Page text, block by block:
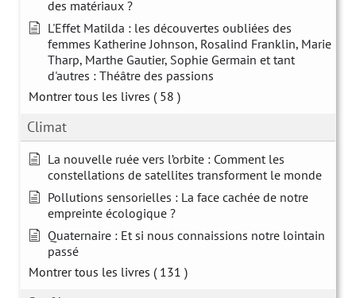
des matériaux ?
L'Effet Matilda : les découvertes oubliées des
femmes Katherine Johnson, Rosalind Franklin, Marie
Tharp, Marthe Gautier, Sophie Germain et tant
d'autres : Théâtre des passions
Montrer tous les livres ( 58 )
Climat
La nouvelle ruée vers l’orbite : Comment les
constellations de satellites transforment le monde
Pollutions sensorielles : La face cachée de notre
empreinte écologique ?
Quaternaire : Et si nous connaissions notre lointain
passé
Montrer tous les livres ( 131 )